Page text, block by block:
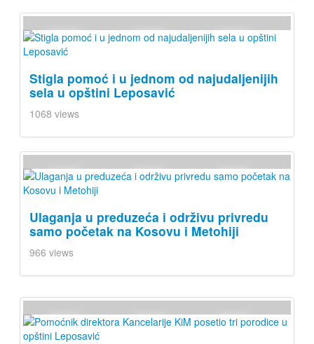
Stigla pomoć i u jednom od najudaljenijih
sela u opštini Leposavić
1068 views
Ulaganja u preduzeća i održivu privredu
samo početak na Kosovu i Metohiji
966 views